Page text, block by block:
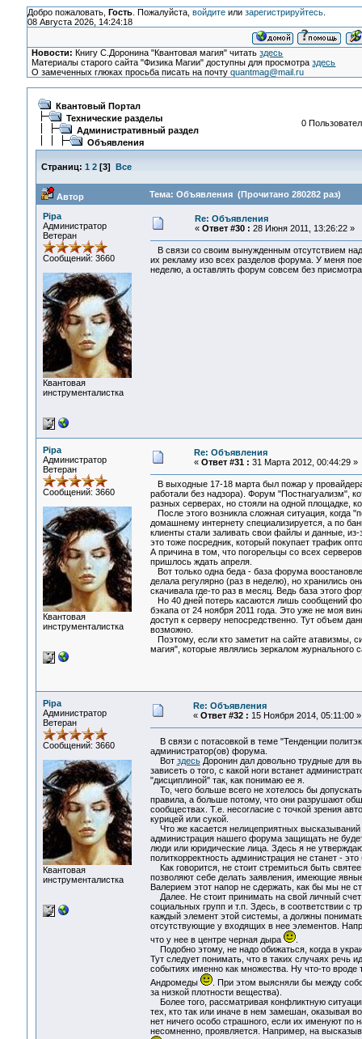
Добро пожаловать, Гость. Пожалуйста, войдитеили зарегистрируйтесь.
08 Августа 2026, 14:24:18
Новости: Книгу С.Доронина "Квантовая магия" читатьздесь
Материалы старого сайта "Физика Магии" доступны для просмотраздесь
О замеченных глюках просьба писать на почтуquantmag@mail.ru
Квантовый Портал
Технические разделы
Административный раздел
Объявления
0
Страниц: 1 2[3] Все
Автор Тема: Объявления (Прочитано 280282 раз)
Pipa
Администратор
Ветеран
Сообщений: 3660
Квантовая
инструменталистка
Re: Объявления
« Ответ #30 : 28 Июня 2011, 13:26:22 »
В связи со своим вынужденным отсутствием
их рекламу изо всех разделов форума. У меня
неделю, а оставлять форум совсем без
Pipa
Администратор
Ветеран
Сообщений: 3660
Квантовая
инструменталистка
Re: Объявления
« Ответ #31 : 31 Марта 2012, 00:44:29 »
В выходные 17-18 марта был пожар у
работали без надзора). Форум "Постнагуализм",
разных серверах, но стояли на одной площадке,
После этого возникла сложная ситуация, когда
домашнему интернету специализируется, а по
клиенты стали заливать свои файлы и данные,
это тоже посредник, который покупает трафик
А причина в том, что погорельцы со всех
пришлось ждать апреля.
Вот только одна беда - база форума
делала регулярно (раз в неделю), но хранились
скачивала где-то раз в месяц. Ведь база этого
Но 40 дней потерь касаются лишь сообщений
бэкапа от 24 ноября 2011 года. Это уже не моя
доступ к серверу непосредственно. Тут объем
возможно.
Поэтому, если кто заметит на сайте атавизмы,
магия", которые являлись зеркалом
Pipa
Администратор
Ветеран
Сообщений: 3660
Квантовая
инструменталистка
Re: Объявления
« Ответ #32 : 15 Ноября 2014, 05:11:00 »
В связи с потасовкой в теме "Тенденции
администратор(ов) форума.
Вот здесьДоронин дал довольно трудные для
зависеть о того, с какой ноги встанет
"дисциплиной" так, как понимаю ее я.
То, чего больше всего не хотелось бы
правила, а больше потому, что они разрушают
сообществах. Т.е. несогласие с точкой зрения
курицей или сукой.
Что же касается нелицеприятных
администрация нашего форума защищать не
люди или юридические лица. Здесь я не
политкорректность администрация не станет -
Как говорится, не стоит стремиться быть
позволяют себе делать заявления, имеющие
Валерием этот напор не сдержать, как бы мы не
Далее. Не стоит принимать на свой личный счет
социальных групп и т.п. Здесь, в соответствии с
каждый элемент этой системы, а должны
отсутствующие у входящих в нее элементов.
что у нее в центре черная дыра
.
Подобно этому, не надо обижаться, когда в
Тут следует понимать, что в таких случаях
событиях именно как множества. Ну что-то вроде
Андромеды
. При этом выясняли бы между
за низкой плотности вещества).
Более того, рассматривая конфликтную
тех, кто так или иначе в нем замешан, оказывая
нет ничего особо страшного, если их именуют по
несомненно, проявляется. Например, на